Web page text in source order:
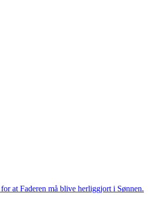
at Faderen må blive herliggjort i Sønnen.